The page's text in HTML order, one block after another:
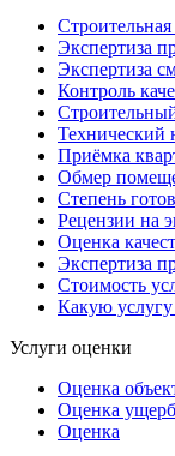
Строительная
Экспертиза
Экспертиза
Контроль
Технический
Приёмка
Обмер
Степень
Рецензии на
Оценка
Экспертиза
Стоимость
Какую услугу
Услуги оценки
Оценка
Оценка
Оценка